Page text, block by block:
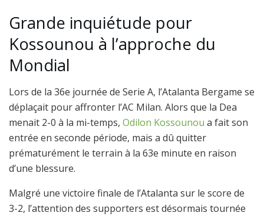
Grande inquiétude pour
Kossounou à l’approche du
Mondial
Lors de la 36e journée de Serie A, l’Atalanta Bergame se
déplaçait pour affronter l’AC Milan. Alors que la Dea
menait 2-0 à la mi-temps, Odilon Kossounou a fait son
entrée en seconde période, mais a dû quitter
prématurément le terrain à la 63e minute en raison
d’une blessure.
Malgré une victoire finale de l’Atalanta sur le score de
3-2, l’attention des supporters est désormais tournée